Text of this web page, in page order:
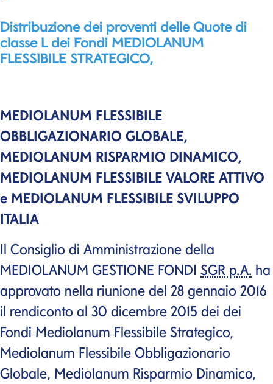
Distribuzione dei proventi delle Quote di
classe L dei Fondi MEDIOLANUM
FLESSIBILE STRATEGICO,
MEDIOLANUM FLESSIBILE
OBBLIGAZIONARIO GLOBALE,
MEDIOLANUM RISPARMIO DINAMICO,
MEDIOLANUM FLESSIBILE VALORE ATTIVO
e MEDIOLANUM FLESSIBILE SVILUPPO
ITALIA
Il Consiglio di Amministrazione della
MEDIOLANUM GESTIONE FONDI SGR p.A. ha
approvato nella riunione del 28 gennaio 2016
il rendiconto al 30 dicembre 2015 dei dei
Fondi Mediolanum Flessibile Strategico,
Mediolanum Flessibile Obbligazionario
Globale, Mediolanum Risparmio Dinamico,